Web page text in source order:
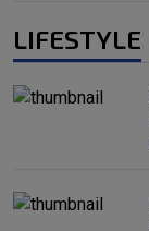
LIFESTYLE